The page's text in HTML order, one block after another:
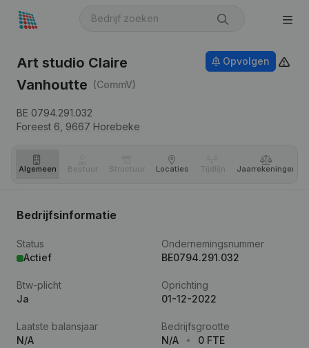
Art studio Claire
Vanhoutte (CommV)
BE 0794.291.032
Foreest 6, 9667 Horebeke
Opvolgen
Algemeen Bestuur Structuur Locaties Tijdlijn Jaar­rekeningen
Bedrijfsinformatie
Status
Actief
Ondernemingsnummer
BE0794.291.032
Btw-plicht
Ja
Oprichting
01-12-2022
Laatste balansjaar
N/A
Bedrijfsgrootte
N/A
0 FTE